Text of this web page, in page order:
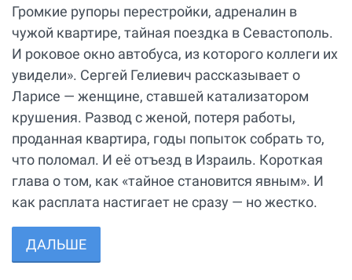
Громкие рупоры перестройки, адреналин в
чужой квартире, тайная поездка в Севастополь.
И роковое окно автобуса, из которого коллеги их
увидели». Сергей Гелиевич рассказывает о
Ларисе — женщине, ставшей катализатором
крушения. Развод с женой, потеря работы,
проданная квартира, годы попыток собрать то,
что поломал. И её отъезд в Израиль. Короткая
глава о том, как «тайное становится явным». И
как расплата настигает не сразу — но жестко.
ДАЛЬШЕ